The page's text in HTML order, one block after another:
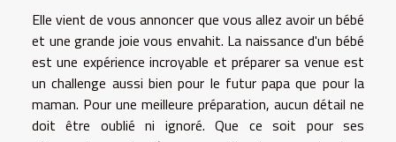
Elle vient de vous annoncer que vous allez avoir un bébé
et une grande joie vous envahit. La naissance d'un bébé
est une expérience incroyable et préparer sa venue est
un challenge aussi bien pour le futur papa que pour la
maman. Pour une meilleure préparation, aucun détail ne
doit être oublié ni ignoré. Que ce soit pour ses